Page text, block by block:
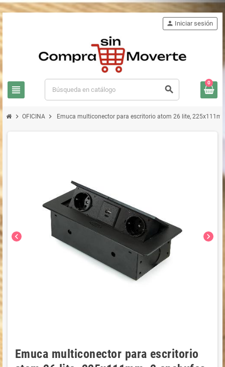
view_headline search
person Iniciar sesión
0
chevron_right OFICINA chevron_right Emuca multiconector para escritorio atom 26 lite,
chevron_left chevron_right
Emuca multiconector para escritorio